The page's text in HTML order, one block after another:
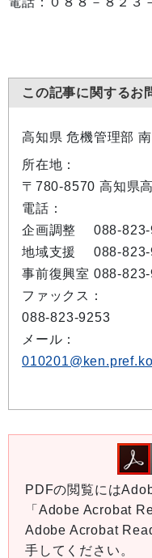
この記事に関するお
高知県 危機管理部
所在地：
〒780-8570 高知県
電話：
企画調整 088-823-
地域支援 088-823-
事前復興室 088-
ファックス：
088-823-9253
メール：
PDFの閲覧には
「Adobe Acrobat
Adobe Acrobat
手してください。